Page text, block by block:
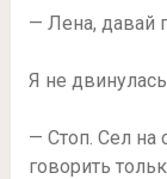
— Лена, давай
Я не
— Стоп. Сел на
говорить